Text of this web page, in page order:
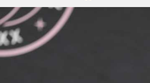
آسيا
أمريكا
ركن